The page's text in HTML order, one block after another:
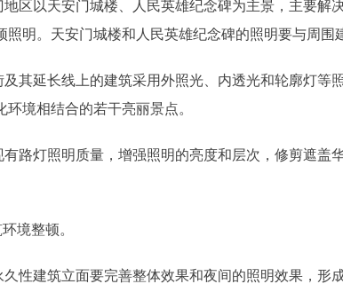
以天安门城楼、人民英雄纪念碑为主景，主要解
照明。天安门城楼和人民英雄纪念碑的照明要与周围
延长线上的建筑采用外照光、内透光和轮廓灯等
环境相结合的若干亮丽景点。
灯照明质量，增强照明的亮度和层次，修剪遮盖
整顿。
建筑立面要完善整体效果和夜间的照明效果，形